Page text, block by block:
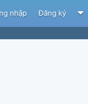
nhập Đăng ký